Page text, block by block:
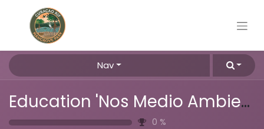
Nav
Education 'Nos Medio Ambiente'
0 %